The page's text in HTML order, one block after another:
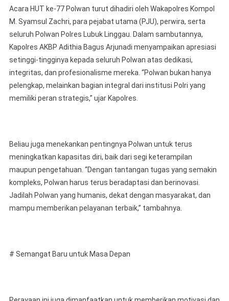
Acara HUT ke-77 Polwan turut dihadiri oleh Wakapolres Kompol
M. Syamsul Zachri, para pejabat utama (PJU), perwira, serta
seluruh Polwan Polres Lubuk Linggau. Dalam sambutannya,
Kapolres AKBP Adithia Bagus Arjunadi menyampaikan apresiasi
setinggi-tingginya kepada seluruh Polwan atas dedikasi,
integritas, dan profesionalisme mereka. “Polwan bukan hanya
pelengkap, melainkan bagian integral dari institusi Polri yang
memiliki peran strategis,” ujar Kapolres.
Beliau juga menekankan pentingnya Polwan untuk terus
meningkatkan kapasitas diri, baik dari segi keterampilan
maupun pengetahuan. “Dengan tantangan tugas yang semakin
kompleks, Polwan harus terus beradaptasi dan berinovasi.
Jadilah Polwan yang humanis, dekat dengan masyarakat, dan
mampu memberikan pelayanan terbaik,” tambahnya.
# Semangat Baru untuk Masa Depan